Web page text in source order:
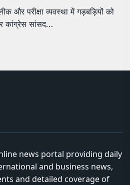
और परीक्षा व्यवस्था में गड़बड़ियों को
कांग्रेस सांसद…
news portal providing daily
and business news,
and detailed coverage of